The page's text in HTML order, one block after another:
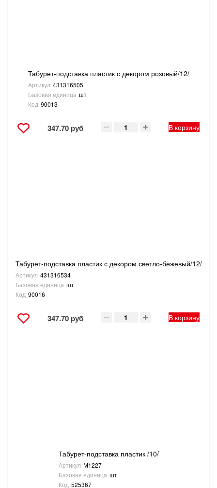
Табурет-подставка пластик с декором розовый/12/
Артикул 431316505
Базовая единица шт
Код 90013
347.70 руб В корзину
Табурет-подставка пластик с декором светло-бежевый/12/
Артикул 431316534
Базовая единица шт
Код 90016
347.70 руб В корзину
Табурет-подставка пластик /10/
Артикул М1227
Базовая единица шт
Код 525367